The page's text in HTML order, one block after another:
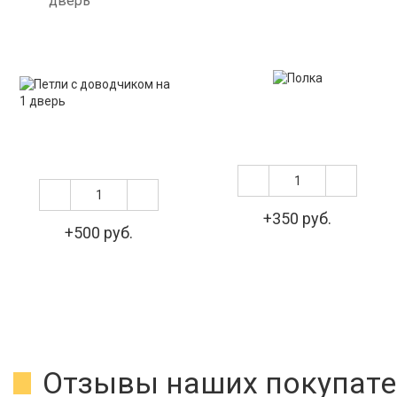
+500 руб.
+350 руб.
Отзывы наших